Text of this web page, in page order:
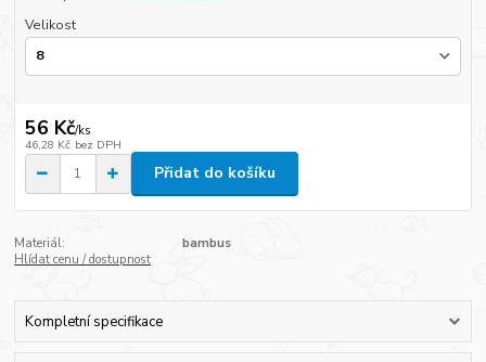
Velikost
56 Kč/ks
46,28 Kč bez DPH
Přidat do košíku
Materiál:
bambus
Hlídat cenu / dostupnost
Kompletní specifikace